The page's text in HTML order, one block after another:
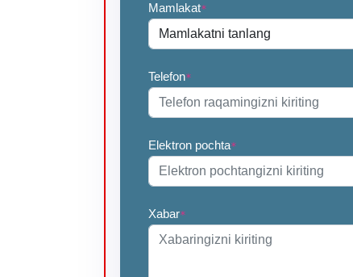
Mamlakat*
Telefon*
Elektron pochta*
Xabar*